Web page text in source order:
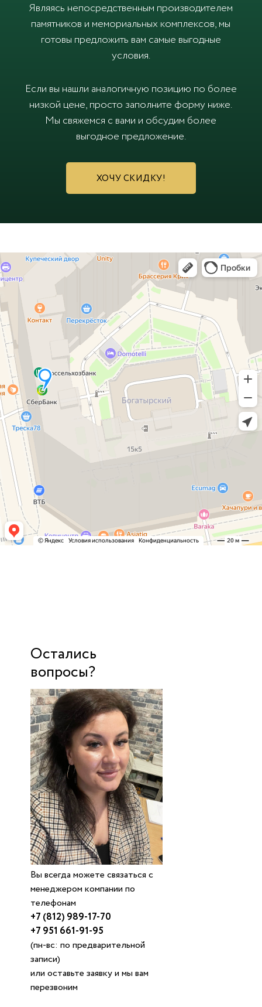
Являясь непосредственным производителем
памятников и мемориальных комплексов, мы
готовы предложить вам самые выгодные
условия.
Если вы нашли аналогичную позицию по более
низкой цене, просто заполните форму ниже.
Мы свяжемся с вами и обсудим более
выгодное предложение.
ХОЧУ СКИДКУ!
Остались
вопросы?
Вы всегда можете связаться с
менеджером компании по
телефонам
+7 (812) 989-17-70
+7 951 661-91-95
(пн-вс: по предварительной
записи)
или оставьте заявку и мы вам
перезвоним